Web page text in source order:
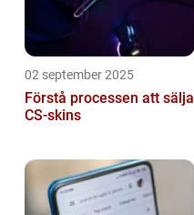
02 september 2025
Förstå processen att sälja
CS-skins